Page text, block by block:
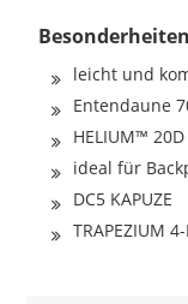
Besonderheiten
leicht und
Entendaune
HELIUM™ 20D
ideal für
DC5 KAPUZE
TRAPEZIUM